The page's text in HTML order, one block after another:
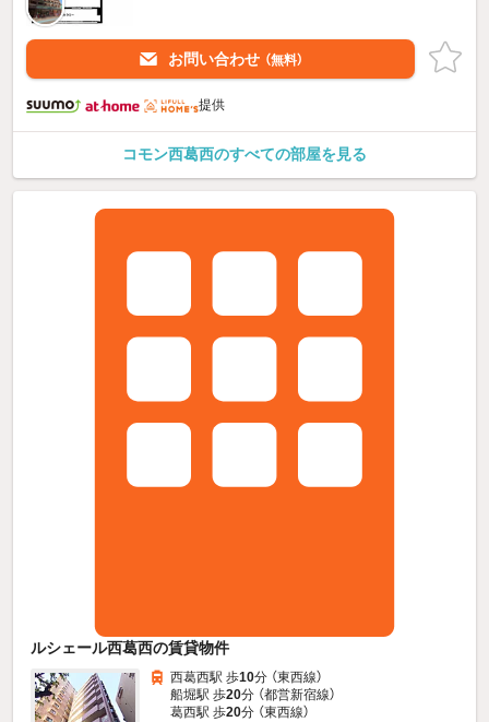
お問い合わせ （無料）
提供
コモン西葛西のすべての部屋を見る
ルシェール西葛西の賃貸物件
西葛西駅 歩10分 （東西線）
船堀駅 歩20分 （都営新宿線）
葛西駅 歩20分 （東西線）